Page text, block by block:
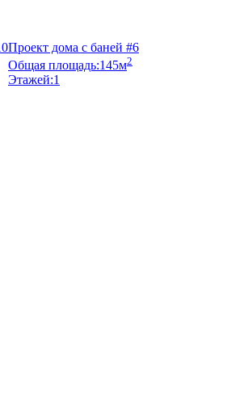
Проект дома с баней #6
Общая площадь:145м2
Этажей:1